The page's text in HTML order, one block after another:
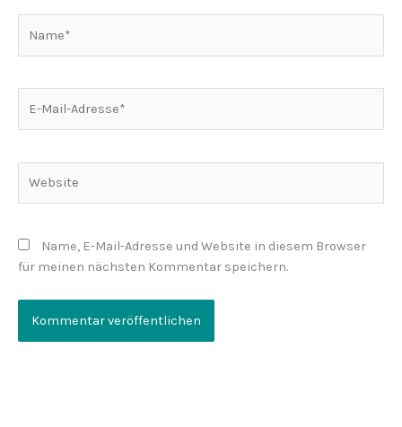
Mail-
Name, E-Mail-Adresse und Website in diesem Browser
für meinen nächsten Kommentar speichern.